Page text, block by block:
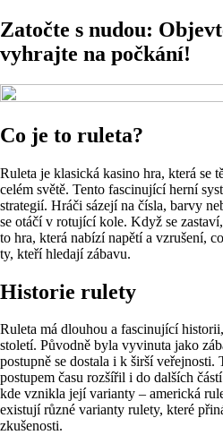
Zatočte s nudou:
vyhrajte na počkání!
Co je to ruleta?
Ruleta je klasická kasino hra, která se
celém světě. Tento fascinující herní
strategií. Hráči sázejí na čísla, barvy
se otáčí v rotující kole. Když se
to hra, která nabízí napětí a vzrušení,
ty, kteří hledají zábavu.
Historie rulety
Ruleta má dlouhou a fascinující
století. Původně byla vyvinuta jako
postupně se dostala i k širší veřejnosti.
postupem času rozšířil i do dalších
kde vznikla její varianty – americká
existují různé varianty rulety, které
zkušenosti.